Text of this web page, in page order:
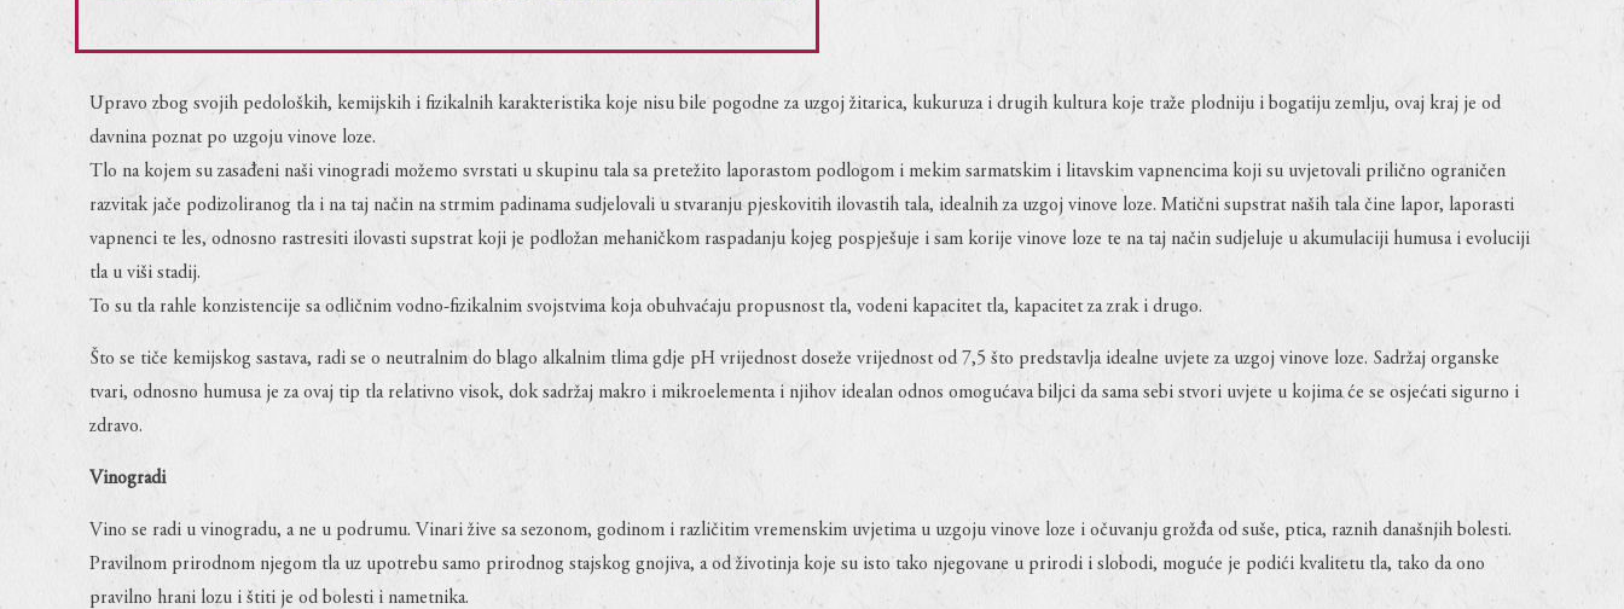
Upravo zbog svojih pedoloških, kemijskih i fizikalnih karakteristika koje nisu bile pogodne za uzgoj žitarica, kukuruza i drugih kultura koje traže plodniju i bogatiju zemlju, ovaj kraj je od
davnina poznat po uzgoju vinove loze.
Tlo na kojem su zasađeni naši vinogradi možemo svrstati u skupinu tala sa pretežito laporastom podlogom i mekim sarmatskim i litavskim vapnencima koji su uvjetovali prilično ograničen
razvitak jače podizoliranog tla i na taj način na strmim padinama sudjelovali u stvaranju pjeskovitih ilovastih tala, idealnih za uzgoj vinove loze. Matični supstrat naših tala čine lapor, laporasti
vapnenci te les, odnosno rastresiti ilovasti supstrat koji je podložan mehaničkom raspadanju kojeg pospješuje i sam korije vinove loze te na taj način sudjeluje u akumulaciji humusa i evoluciji
tla u viši stadij.
To su tla rahle konzistencije sa odličnim vodno-fizikalnim svojstvima koja obuhvaćaju propusnost tla, vodeni kapacitet tla, kapacitet za zrak i drugo.
Što se tiče kemijskog sastava, radi se o neutralnim do blago alkalnim tlima gdje pH vrijednost doseže vrijednost od 7,5 što predstavlja idealne uvjete za uzgoj vinove loze. Sadržaj organske
tvari, odnosno humusa je za ovaj tip tla relativno visok, dok sadržaj makro i mikroelementa i njihov idealan odnos omogućava biljci da sama sebi stvori uvjete u kojima će se osjećati sigurno i
zdravo.
Vinogradi
Vino se radi u vinogradu, a ne u podrumu. Vinari žive sa sezonom, godinom i različitim vremenskim uvjetima u uzgoju vinove loze i očuvanju grožđa od suše, ptica, raznih današnjih bolesti.
Pravilnom prirodnom njegom tla uz upotrebu samo prirodnog stajskog gnojiva, a od životinja koje su isto tako njegovane u prirodi i slobodi, moguće je podići kvalitetu tla, tako da ono
pravilno hrani lozu i štiti je od bolesti i nametnika.